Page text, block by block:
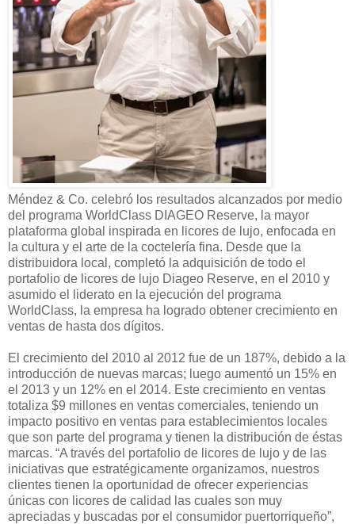
Méndez & Co. celebró los resultados alcanzados por medio
del programa WorldClass DIAGEO Reserve, la mayor
plataforma global inspirada en licores de lujo, enfocada en
la cultura y el arte de la coctelería fina. Desde que la
distribuidora local, completó la adquisición de todo el
portafolio de licores de lujo Diageo Reserve, en el 2010 y
asumido el liderato en la ejecución del programa
WorldClass, la empresa ha logrado obtener crecimiento en
ventas de hasta dos dígitos.
El crecimiento del 2010 al 2012 fue de un 187%, debido a la
introducción de nuevas marcas; luego aumentó un 15% en
el 2013 y un 12% en el 2014. Este crecimiento en ventas
totaliza $9 millones en ventas comerciales, teniendo un
impacto positivo en ventas para establecimientos locales
que son parte del programa y tienen la distribución de éstas
marcas. “A través del portafolio de licores de lujo y de las
iniciativas que estratégicamente organizamos, nuestros
clientes tienen la oportunidad de ofrecer experiencias
únicas con licores de calidad las cuales son muy
apreciadas y buscadas por el consumidor puertorriqueño”,